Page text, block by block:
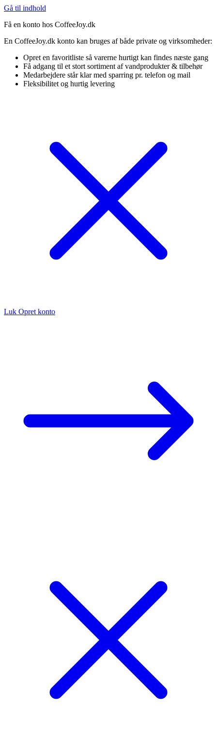
Gå til indhold
Få en konto hos CoffeeJoy.dk
En CoffeeJoy.dk konto kan bruges af både private og virksomheder:
Opret en favoritliste så varerne hurtigt kan findes næste gang
Få adgang til et stort sortiment af vandprodukter & tilbehør
Medarbejdere står klar med sparring pr. telefon og mail
Fleksibilitet og hurtig levering
Luk Opret konto